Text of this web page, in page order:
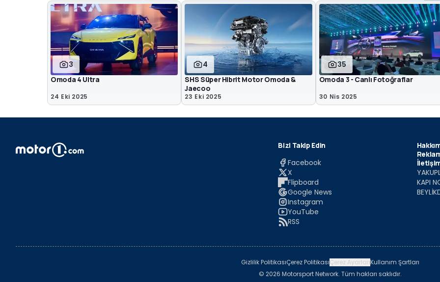
3
Omoda 4 Ultra
24 Eki 2025
4
SHS Süper Hibrit Motor Omoda &
Jaecoo
23 Eki 2025
35
Omoda 3 - Canlı Fotoğraflar
30 Nis 2025
Bizi Takip Edin
Facebook
X
Flipboard
Google News
Instagram
YouTube
RSS
KAPI
Gizlilik PolitikasıÇerez PolitikasıÇerez AyarlarıKullanım Şartları
© 2026 Motorsport Network. Tüm hakları saklıdır.